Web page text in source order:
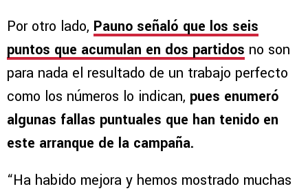
Por otro lado, Pauno señaló que los seis
puntos que acumulan en dos partidos no son
para nada el resultado de un trabajo perfecto
como los números lo indican, pues enumeró
algunas fallas puntuales que han tenido en
este arranque de la campaña.
“Ha habido mejora y hemos mostrado muchas